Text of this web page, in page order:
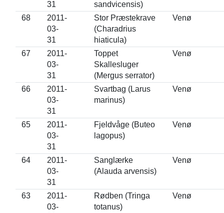
31
sandvicensis)
68
2011-
03-
31
Stor Præstekrave
(Charadrius
hiaticula)
Venø
67
2011-
03-
31
Toppet
Skallesluger
(Mergus serrator)
Venø
66
2011-
03-
31
Svartbag (Larus
marinus)
Venø
65
2011-
03-
31
Fjeldvåge (Buteo
lagopus)
Venø
64
2011-
03-
31
Sanglærke
(Alauda arvensis)
Venø
63
2011-
03-
Rødben (Tringa
totanus)
Venø